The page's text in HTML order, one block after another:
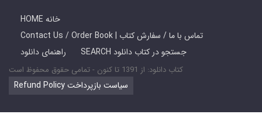
HOME خانه
Contact Us / Order Book | تماس با ما / سفارش کتاب
راهنمای دانلود
SEARCH جستجو در کتاب دانلود
کتاب دانلود: از 1391 تا کنون - تمامی حقوق محفوظ است
Refund Policy سیاست بازپرداخت